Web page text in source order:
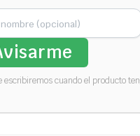
escribiremos cuando el producto